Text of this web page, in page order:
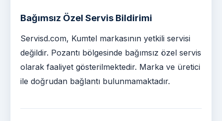
Bağımsız Özel Servis Bildirimi
Servisd.com, Kumtel markasının yetkili servisi
değildir. Pozantı bölgesinde bağımsız özel servis
olarak faaliyet gösterilmektedir. Marka ve üretici
ile doğrudan bağlantı bulunmamaktadır.